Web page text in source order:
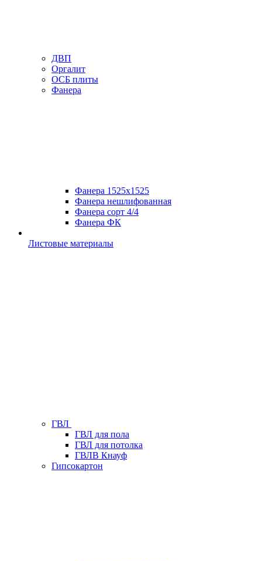
ДВП
Оргалит
ОСБ плиты
Фанера
Фанера 1525х1525
Фанера нешлифованная
Фанера сорт 4/4
Фанера ФК
Листовые материалы
ГВЛ
ГВЛ для пола
ГВЛ для потолка
ГВЛВ Кнауф
Гипсокартон